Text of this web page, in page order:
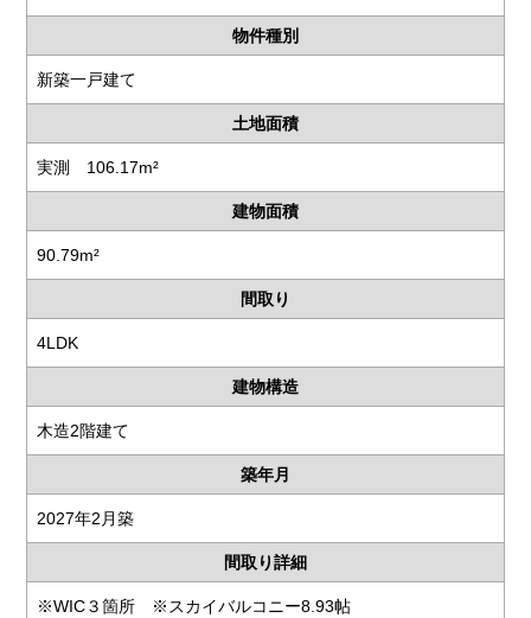
物件種別
新築一戸建て
土地面積
実測 106.17m²
建物面積
90.79m²
間取り
4LDK
建物構造
木造2階建て
築年月
2027年2月築
間取り詳細
※WIC３箇所 ※スカイバルコニー8.93帖